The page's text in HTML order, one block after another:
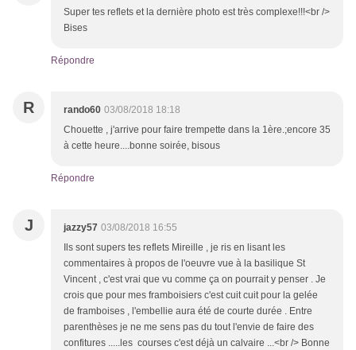
Super tes reflets et la dernière photo est très complexe!!!<br />
Bises
Répondre
R rando60 03/08/2018 18:18
Chouette , j'arrive pour faire trempette dans la 1ère.;encore 35
à cette heure....bonne soirée, bisous
Répondre
J jazzy57 03/08/2018 16:55
Ils sont supers tes reflets Mireille , je ris en lisant les
commentaires à propos de l'oeuvre vue à la basilique St
Vincent , c'est vrai que vu comme ça on pourrait y penser . Je
crois que pour mes framboisiers c'est cuit cuit pour la gelée
de framboises , l'embellie aura été de courte durée . Entre
parenthèses je ne me sens pas du tout l'envie de faire des
confitures .....les courses c'est déjà un calvaire ...<br /> Bonne